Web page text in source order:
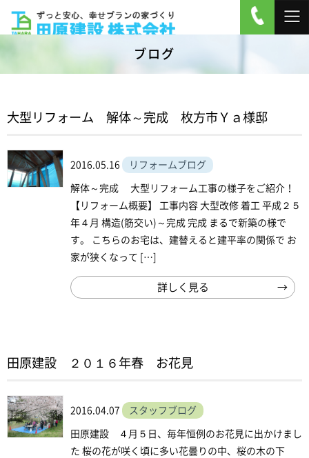
ブログ
大型リフォーム 解体～完成 枚方市Ｙａ様邸
2016.05.16 リフォームブログ
解体～完成 大型リフォーム工事の様子をご紹介！
【リフォーム概要】 工事内容 大型改修 着工 平成２５
年４月 構造(筋交い)～完成 完成 まるで新築の様で
す。 こちらのお宅は、建替えると建平率の関係で お
家が狭くなって […]
詳しく見る
田原建設 ２０１６年春 お花見
2016.04.07 スタッフブログ
田原建設 ４月５日、毎年恒例のお花見に出かけまし
た 桜の花が咲く頃に多い花曇りの中、桜の木の下